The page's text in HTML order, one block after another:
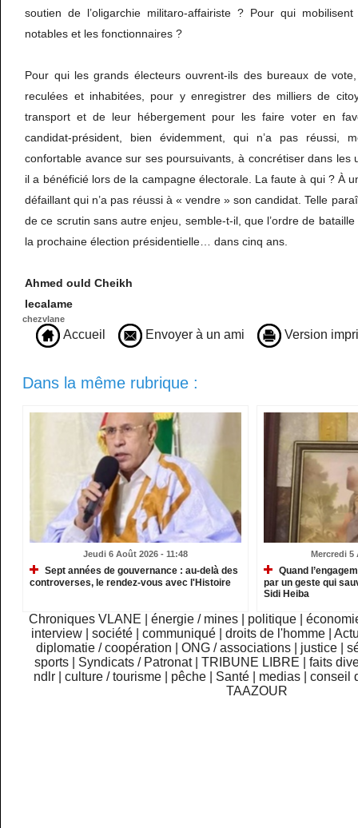
soutien de l’oligarchie militaro-affairiste ? Pour qui
notables et les fonctionnaires ?
Pour qui les grands électeurs ouvrent-ils des bureaux de
reculées et inhabitées, pour y enregistrer des milliers de
transport et de leur hébergement pour les faire voter en
candidat-président, bien évidemment, qui n’a pas réussi,
confortable avance sur ses poursuivants, à concrétiser dans les
il a bénéficié lors de la campagne électorale. La faute à qui ? À
défaillant qui n’a pas réussi à « vendre » son candidat. Telle
de ce scrutin sans autre enjeu, semble-t-il, que l’ordre de bataille
la prochaine élection présidentielle… dans cinq ans.
Ahmed ould Cheikh
lecalame
chezvlane
Accueil Envoyer à un ami Version
Dans la même rubrique :
Jeudi 6 Août 2026 - 11:48
Sept années de gouvernance : au-delà des
controverses, le rendez-vous avec l'Histoire
Mercredi 5
Quand
par un geste qui
Sidi Heiba
Chroniques VLANE énergie / mines politique
interview
|société |communiqué |droits de l'homme |
diplomatie / coopération
ONG / associations justice
sports
Syndicats / Patronat TRIBUNE LIBRE
faits
ndlr
|culture / tourisme pêche Santé medias |conseil
TAAZOUR